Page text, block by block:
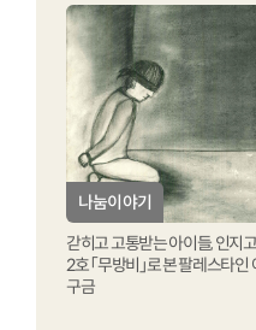
나눔이야기
갇히고 고통받는 아이들, 인지
2호 「무방비」로 본 팔레스타인
구금
더 많은 현장소
더 많은 현장소
나눔이야기
갇히고 고통받는 아이들, 인지
2호 「무방비」로 본 팔레스타인
구금
더 많은 현장소
더 많은 현장소